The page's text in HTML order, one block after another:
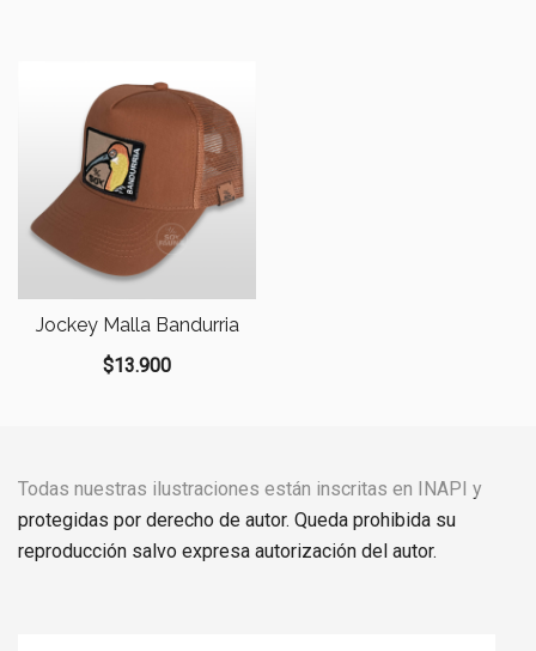
Jockey Malla Bandurria
$13.900
Todas nuestras ilustraciones están inscritas en INAPI y
protegidas por derecho de autor. Queda prohibida su
reproducción salvo expresa autorización del autor.